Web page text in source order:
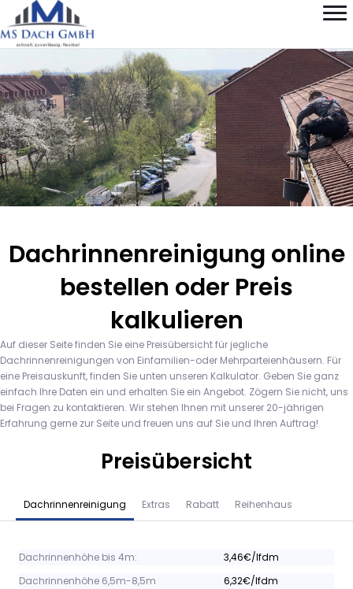
Dachrinnenreinigung online
bestellen oder Preis
kalkulieren
Auf dieser Seite finden Sie eine Preisübersicht für jegliche
Dachrinnenreinigungen von Einfamilien-oder Mehrparteienhäusern. Für
eine Preisauskunft, finden Sie unten unseren Kalkulator. Geben Sie ganz
einfach Ihre Daten ein und erhalten Sie ein Angebot. Zögern Sie nicht, uns
bei Fragen zu kontaktieren. Wir stehen Ihnen mit unserer 20-jährigen
Erfahrung gerne zur Seite und freuen uns auf Sie und Ihren Auftrag!
Preisübersicht
Dachrinnenreinigung Extras Rabatt Reihenhaus
Dachrinnenhöhe bis 4m:
3,46€/lfdm
Dachrinnenhöhe 6,5m-8,5m
6,32€/lfdm